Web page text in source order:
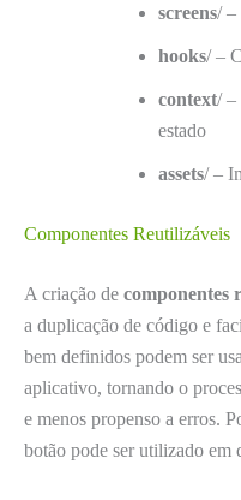
screens/ –
hooks/ –
context/ –
estado
assets/ –
Componentes Reutilizáveis
A criação de componentes
a duplicação de código e
bem definidos podem ser
aplicativo, tornando o
e menos propenso a erros.
botão pode ser utilizado em